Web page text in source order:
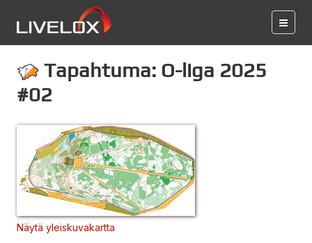
Tapahtuma: O-liga 2025
#02
Näytä yleiskuvakartta